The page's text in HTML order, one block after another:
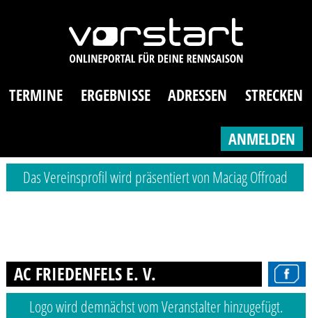
TERMINE ERGEBNISSE ADRESSEN STRECKEN
ANMELDEN
Das Vereinsprofil wird präsentiert von Maciag Offroad
AC FRIEDENFELS E. V.
Logo wird demnächst vom Veranstalter hinzugefügt.